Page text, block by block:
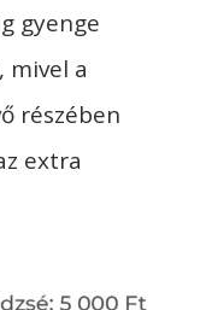
gyenge
mivel a
részében
extra